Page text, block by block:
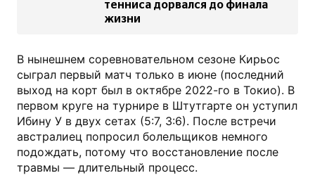
тенниса дорвался до финала
жизни
В нынешнем соревновательном сезоне Кирьос
сыграл первый матч только в июне (последний
выход на корт был в октябре 2022-го в Токио). В
первом круге на турнире в Штутгарте он уступил
Ибину У в двух сетах (5:7, 3:6). После встречи
австралиец попросил болельщиков немного
подождать, потому что восстановление после
травмы — длительный процесс.